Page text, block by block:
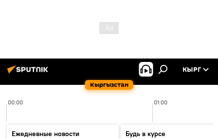
Кыргызстан
КЫРГ
00:00 01:00
Ежедневные новости
Будь в курсе